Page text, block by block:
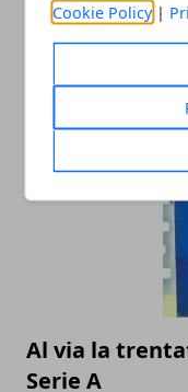
Cookie Policy |
L'importanza
un campo
Al via la
Serie A